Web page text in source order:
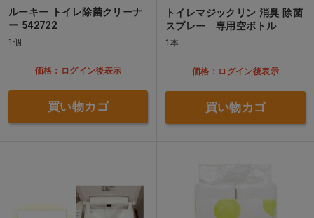
ルーキー トイレ除菌クリーナ
ー 542722
1個
価格：ログイン後表示
買い物カゴ
トイレマジックリン 消臭 除菌
スプレー 専用空ボトル
1本
価格：ログイン後表示
買い物カゴ